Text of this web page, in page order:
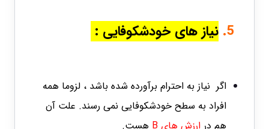
5. نیاز های خودشکوفایی :
اگر نیاز به احترام برآورده شده باشد ، لزوما همه
افراد به سطح خودشکوفایی نمی رسند. علت آن
هم درارزش های B هست.